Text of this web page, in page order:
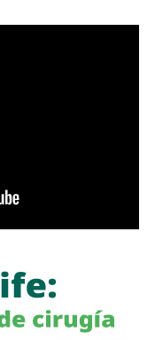
de Movilidad y
de las autoridades
preventivas